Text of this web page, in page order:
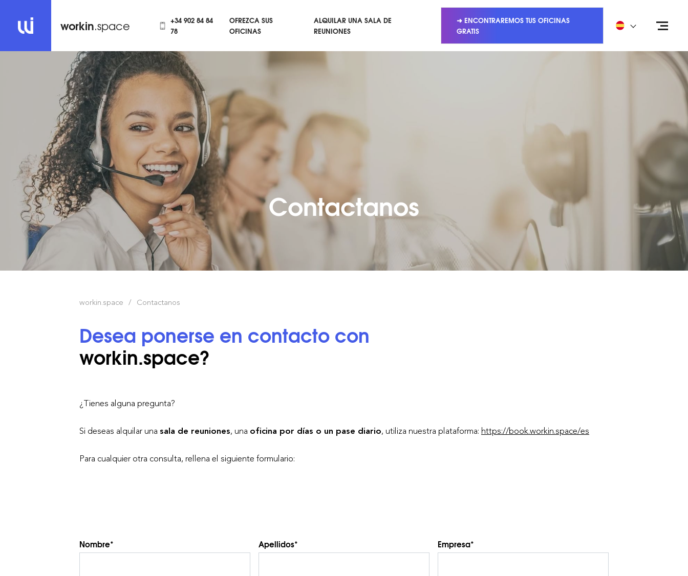
workin.space
+34 902 84 84
78
OFREZCA SUS
OFICINAS
ALQUILAR UNA SALA DE
REUNIONES
➜ ENCONTRAREMOS TUS OFICINAS
GRATIS
Contactanos
workin.space Contactanos
Desea ponerse en contacto con
workin.space?
¿Tienes alguna pregunta?
Si deseas alquilar una sala de reuniones, una oficina por días o un pase diario, utiliza nuestra plataforma: https://book.workin.space/es
Para cualquier otra consulta, rellena el siguiente formulario:
Nombre* Apellidos* Empresa*